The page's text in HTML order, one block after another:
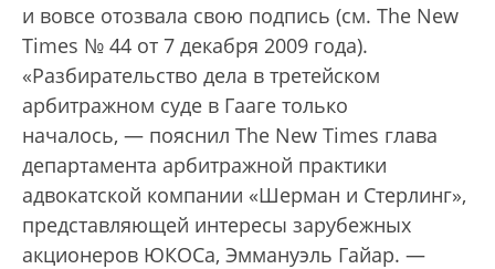
и вовсе отозвала свою подпись (см. The New
Times № 44 от 7 декабря 2009 года).
«Разбирательство дела в третейском
арбитражном суде в Гааге только
началось, — пояснил The New Times глава
департамента арбитражной практики
адвокатской компании «Шерман и Стерлинг»,
представляющей интересы зарубежных
акционеров ЮКОСа, Эммануэль Гайар. —